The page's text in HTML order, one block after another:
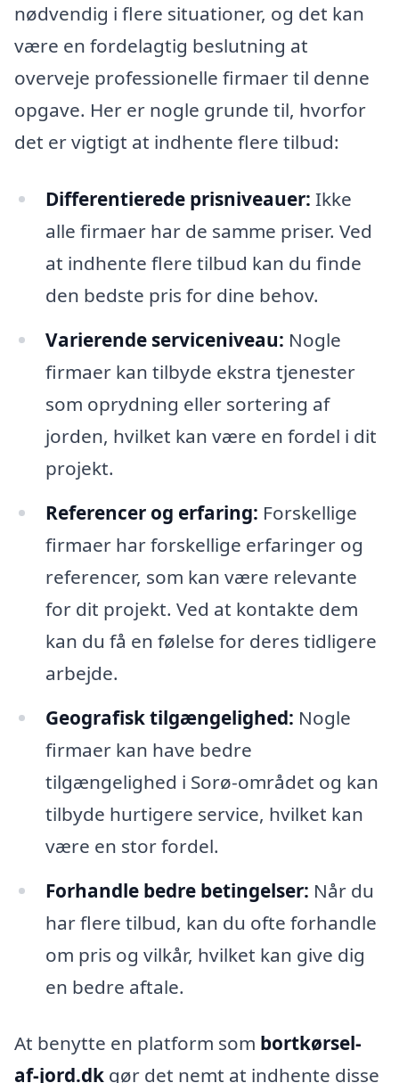
nødvendig i flere situationer, og det kan
være en fordelagtig beslutning at
overveje professionelle firmaer til denne
opgave. Her er nogle grunde til, hvorfor
det er vigtigt at indhente flere tilbud:
Differentierede prisniveauer: Ikke
alle firmaer har de samme priser. Ved
at indhente flere tilbud kan du finde
den bedste pris for dine behov.
Varierende serviceniveau: Nogle
firmaer kan tilbyde ekstra tjenester
som oprydning eller sortering af
jorden, hvilket kan være en fordel i dit
projekt.
Referencer og erfaring: Forskellige
firmaer har forskellige erfaringer og
referencer, som kan være relevante
for dit projekt. Ved at kontakte dem
kan du få en følelse for deres tidligere
arbejde.
Geografisk tilgængelighed: Nogle
firmaer kan have bedre
tilgængelighed i Sorø-området og kan
tilbyde hurtigere service, hvilket kan
være en stor fordel.
Forhandle bedre betingelser: Når du
har flere tilbud, kan du ofte forhandle
om pris og vilkår, hvilket kan give dig
en bedre aftale.
At benytte en platform som bortkørsel-
af-jord.dk gør det nemt at indhente disse